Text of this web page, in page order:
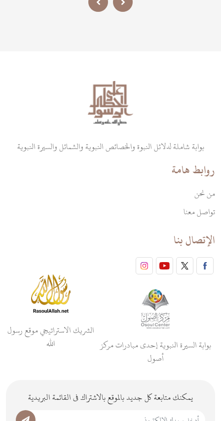
بوابة شاملة لدلائل النبوة والخصائص النبوية والشمائل والسيرة النبوية
روابط هامة
من نحن
تواصل معنا
الإتصال بنا
بوابة السيرة النبوية إحدى مبادرات مركز
أصول
الشريك الاستراتيجي موقع رسول
الله
يمكنك متابعة كل جديد بالموقع بالاشتراك فى القائمة البريدية